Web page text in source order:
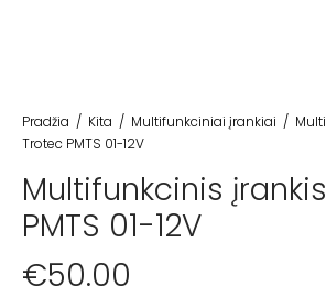
Pradžia / Kita / Multifunkciniai įrankiai /
Trotec PMTS 01-12V
Multifunkcinis
PMTS 01-12V
€50.00